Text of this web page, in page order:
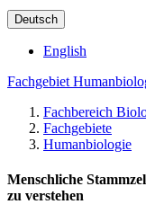
Deutsch
English
Fachgebiet
Fachbereich
Fachgebiete
Humanbiologie
Menschliche
zu verstehen